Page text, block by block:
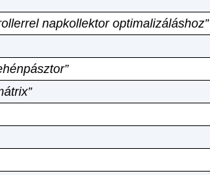
napkollektor optimalizáláshoz”